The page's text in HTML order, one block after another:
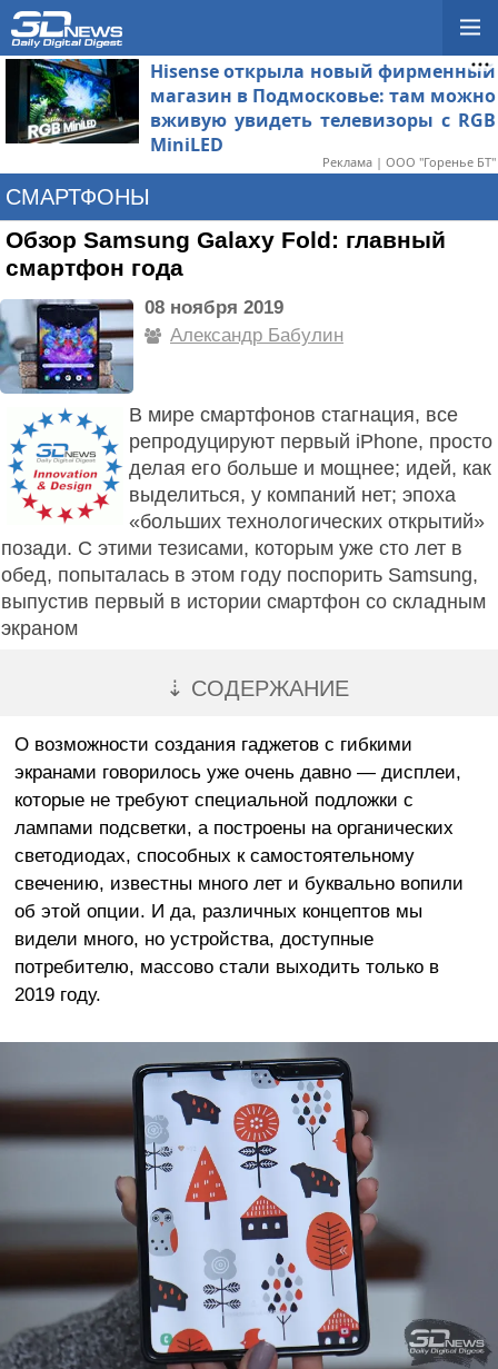
Hisense открыла новый фирменный
магазин в Подмосковье: там можно
вживую увидеть телевизоры с RGB
MiniLED
Реклама | ООО "Горенье БТ"
СМАРТФОНЫ
Обзор Samsung Galaxy Fold: главный
смартфон года
08 ноября 2019
Александр Бабулин
В мире смартфонов стагнация, все
репродуцируют первый iPhone, просто
делая его больше и мощнее; идей, как
выделиться, у компаний нет; эпоха
«больших технологических открытий»
позади. С этими тезисами, которым уже сто лет в
обед, попыталась в этом году поспорить Samsung,
выпустив первый в истории смартфон со складным
экраном
⇣ СОДЕРЖАНИЕ
О возможности создания гаджетов с гибкими
экранами говорилось уже очень давно — дисплеи,
которые не требуют специальной подложки с
лампами подсветки, а построены на органических
светодиодах, способных к самостоятельному
свечению, известны много лет и буквально вопили
об этой опции. И да, различных концептов мы
видели много, но устройства, доступные
потребителю, массово стали выходить только в
2019 году.